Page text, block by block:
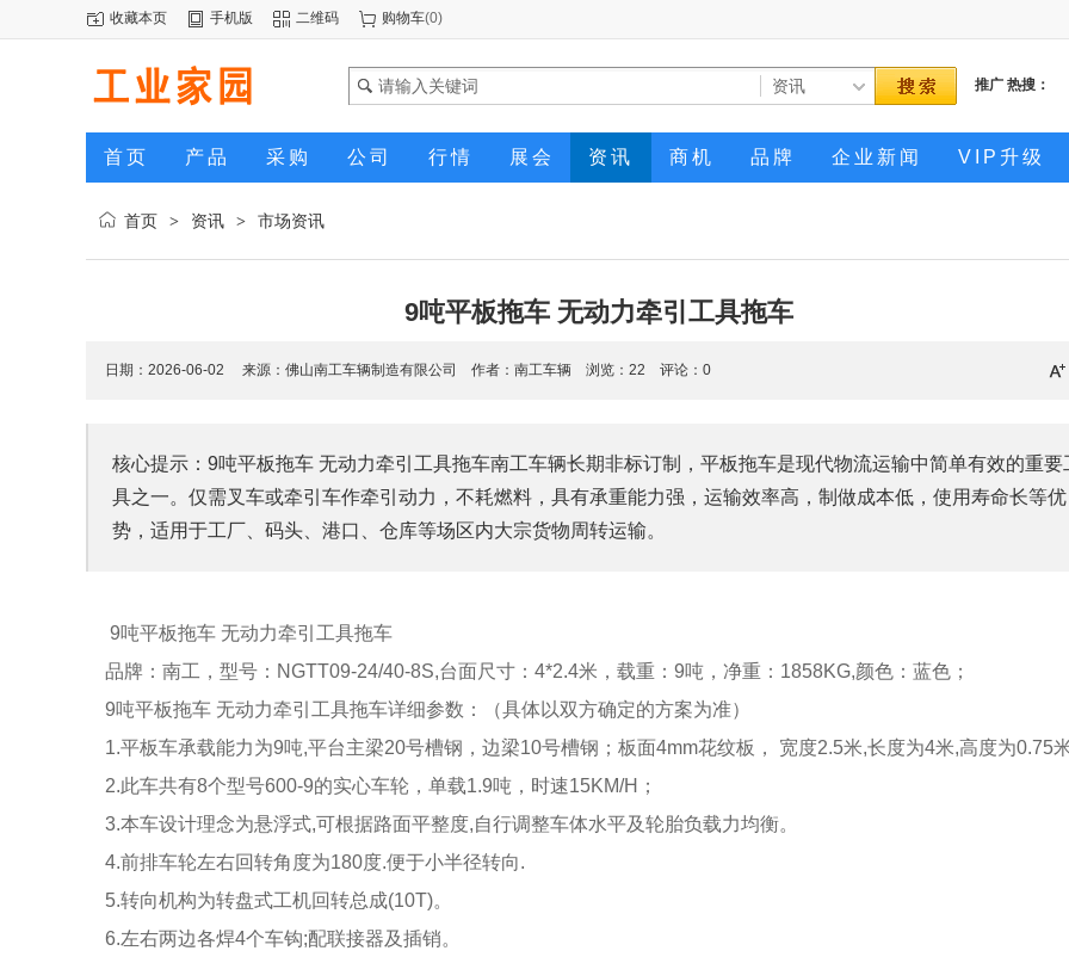
收藏本页 手机版 二维码 购物车(0)
推广 热搜：
首页 产品 采购 公司 行情 展会 资讯 商机 品牌 企业新闻 VIP升级
首页 > 资讯 > 市场资讯
9吨平板拖车 无动力牵引工具拖车
日期：2026-06-02 来源： 佛山南工车辆制造有限公司 作者：南工车辆 浏览： 22 评论：0
核心提示：9吨平板拖车 无动力牵引工具拖车南工车辆长期非标订制，平板拖车是现代物流运输中简单有效的重要
具之一。仅需叉车或牵引车作牵引动力，不耗燃料，具有承重能力强，运输效率高，制做成本低，使用寿命长等优
势，适用于工厂、码头、港口、仓库等场区内大宗货物周转运输。
9吨平板拖车 无动力牵引工具拖车
品牌：南工，型号：NGTT09-24/40-8S,台面尺寸：4*2.4米，载重：9吨，净重：1858KG,颜色：蓝色；
9吨平板拖车 无动力牵引工具拖车详细参数：（具体以双方确定的方案为准）
1.平板车承载能力为9吨,平台主梁20号槽钢，边梁10号槽钢；板面4mm花纹板， 宽度2.5米,长度为4米,高度为0.75米
2.此车共有8个型号600-9的实心车轮，单载1.9吨，时速15KM/H；
3.本车设计理念为悬浮式,可根据路面平整度,自行调整车体水平及轮胎负载力均衡。
4.前排车轮左右回转角度为180度.便于小半径转向.
5.转向机构为转盘式工机回转总成(10T)。
6.左右两边各焊4个车钩;配联接器及插销。